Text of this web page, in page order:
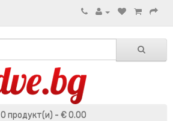
0 продукт(и) - € 0.00